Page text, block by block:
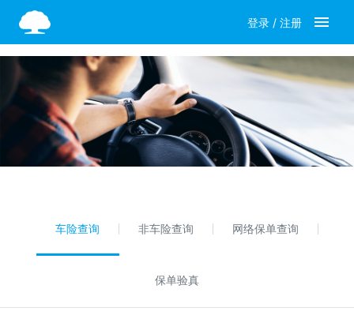
登录 / 注册 menu
车险查询 非车险查询 网络保单查询
保单验真